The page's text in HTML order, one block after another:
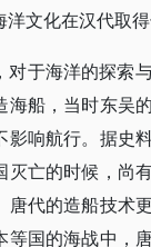
文化在汉代取得
对于海洋的探索
海船，当时东吴
影响航行。据史
灭亡的时候，尚
唐代的造船技术
等国的海战中，